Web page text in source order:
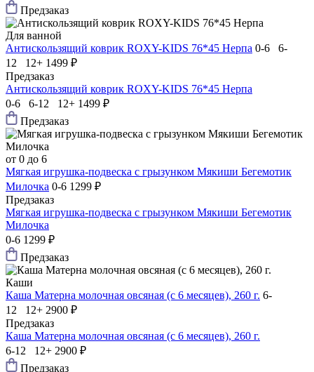
Предзаказ
Для ванной
Антискользящий коврик ROXY-KIDS 76*45 Нерпа 0-6 6-
12 12+ 1499 ₽
Предзаказ
Антискользящий коврик ROXY-KIDS 76*45 Нерпа
0-6 6-12 12+ 1499 ₽
Предзаказ
от 0 до 6
Мягкая игрушка-подвеска с грызунком Мякиши Бегемотик
Милочка 0-6 1299 ₽
Предзаказ
Мягкая игрушка-подвеска с грызунком Мякиши Бегемотик
Милочка
0-6 1299 ₽
Предзаказ
Каши
Каша Матерна молочная овсяная (с 6 месяцев), 260 г. 6-
12 12+ 2900 ₽
Предзаказ
Каша Матерна молочная овсяная (с 6 месяцев), 260 г.
6-12 12+ 2900 ₽
Предзаказ